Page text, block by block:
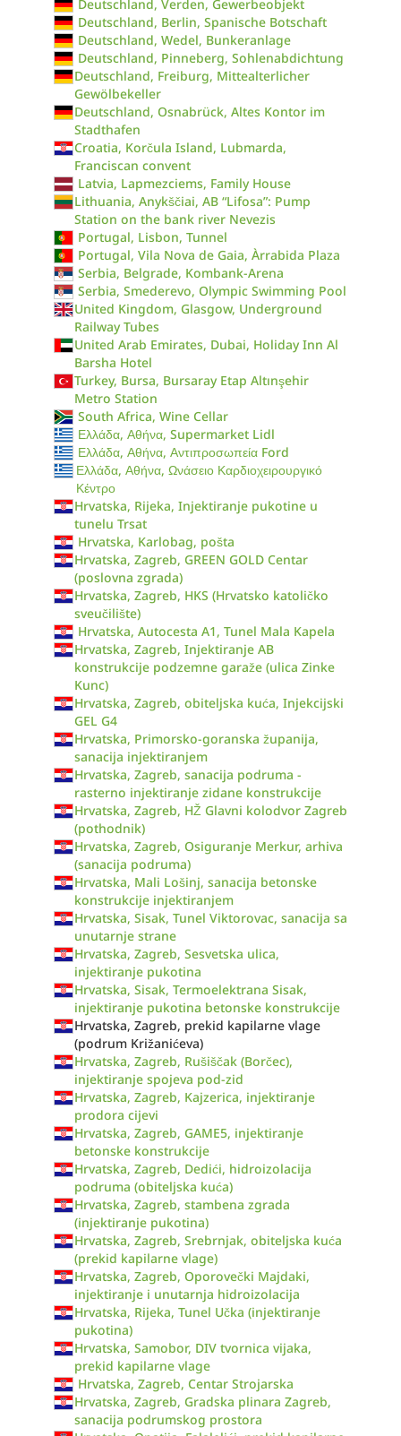
Deutschland, Verden, Gewerbeobjekt
Deutschland, Berlin, Spanische Botschaft
Deutschland, Wedel, Bunkeranlage
Deutschland, Pinneberg, Sohlenabdichtung
Deutschland, Freiburg, Mittealterlicher
Gewölbekeller
Deutschland, Osnabrück, Altes Kontor im
Stadthafen
Croatia, Korčula Island, Lubmarda,
Franciscan convent
Latvia, Lapmezciems, Family House
Lithuania, Anykščiai, AB “Lifosa”: Pump
Station on the bank river Nevezis
Portugal, Lisbon, Tunnel
Portugal, Vila Nova de Gaia, Àrrabida Plaza
Serbia, Belgrade, Kombank-Arena
Serbia, Smederevo, Olympic Swimming Pool
United Kingdom, Glasgow, Underground
Railway Tubes
United Arab Emirates, Dubai, Holiday Inn Al
Barsha Hotel
Turkey, Bursa, Bursaray Etap Altınşehir
Metro Station
South Africa, Wine Cellar
Ελλάδα, Αθήνα, Supermarket Lidl
Ελλάδα, Αθήνα, Αντιπροσωπεία Ford
Ελλάδα, Αθήνα, Ωνάσειο Καρδιοχειρουργικό
Κέντρο
Hrvatska, Rijeka, Injektiranje pukotine u
tunelu Trsat
Hrvatska, Karlobag, pošta
Hrvatska, Zagreb, GREEN GOLD Centar
(poslovna zgrada)
Hrvatska, Zagreb, HKS (Hrvatsko katoličko
sveučilište)
Hrvatska, Autocesta A1, Tunel Mala Kapela
Hrvatska, Zagreb, Injektiranje AB
konstrukcije podzemne garaže (ulica Zinke
Kunc)
Hrvatska, Zagreb, obiteljska kuća, Injekcijski
GEL G4
Hrvatska, Primorsko-goranska županija,
sanacija injektiranjem
Hrvatska, Zagreb, sanacija podruma -
rasterno injektiranje zidane konstrukcije
Hrvatska, Zagreb, HŽ Glavni kolodvor Zagreb
(pothodnik)
Hrvatska, Zagreb, Osiguranje Merkur, arhiva
(sanacija podruma)
Hrvatska, Mali Lošinj, sanacija betonske
konstrukcije injektiranjem
Hrvatska, Sisak, Tunel Viktorovac, sanacija sa
unutarnje strane
Hrvatska, Zagreb, Sesvetska ulica,
injektiranje pukotina
Hrvatska, Sisak, Termoelektrana Sisak,
injektiranje pukotina betonske konstrukcije
Hrvatska, Zagreb, prekid kapilarne vlage
(podrum Križanićeva)
Hrvatska, Zagreb, Rušiščak (Borčec),
injektiranje spojeva pod-zid
Hrvatska, Zagreb, Kajzerica, injektiranje
prodora cijevi
Hrvatska, Zagreb, GAME5, injektiranje
betonske konstrukcije
Hrvatska, Zagreb, Dedići, hidroizolacija
podruma (obiteljska kuća)
Hrvatska, Zagreb, stambena zgrada
(injektiranje pukotina)
Hrvatska, Zagreb, Srebrnjak, obiteljska kuća
(prekid kapilarne vlage)
Hrvatska, Zagreb, Oporovečki Majdaki,
injektiranje i unutarnja hidroizolacija
Hrvatska, Rijeka, Tunel Učka (injektiranje
pukotina)
Hrvatska, Samobor, DIV tvornica vijaka,
prekid kapilarne vlage
Hrvatska, Zagreb, Centar Strojarska
Hrvatska, Zagreb, Gradska plinara Zagreb,
sanacija podrumskog prostora